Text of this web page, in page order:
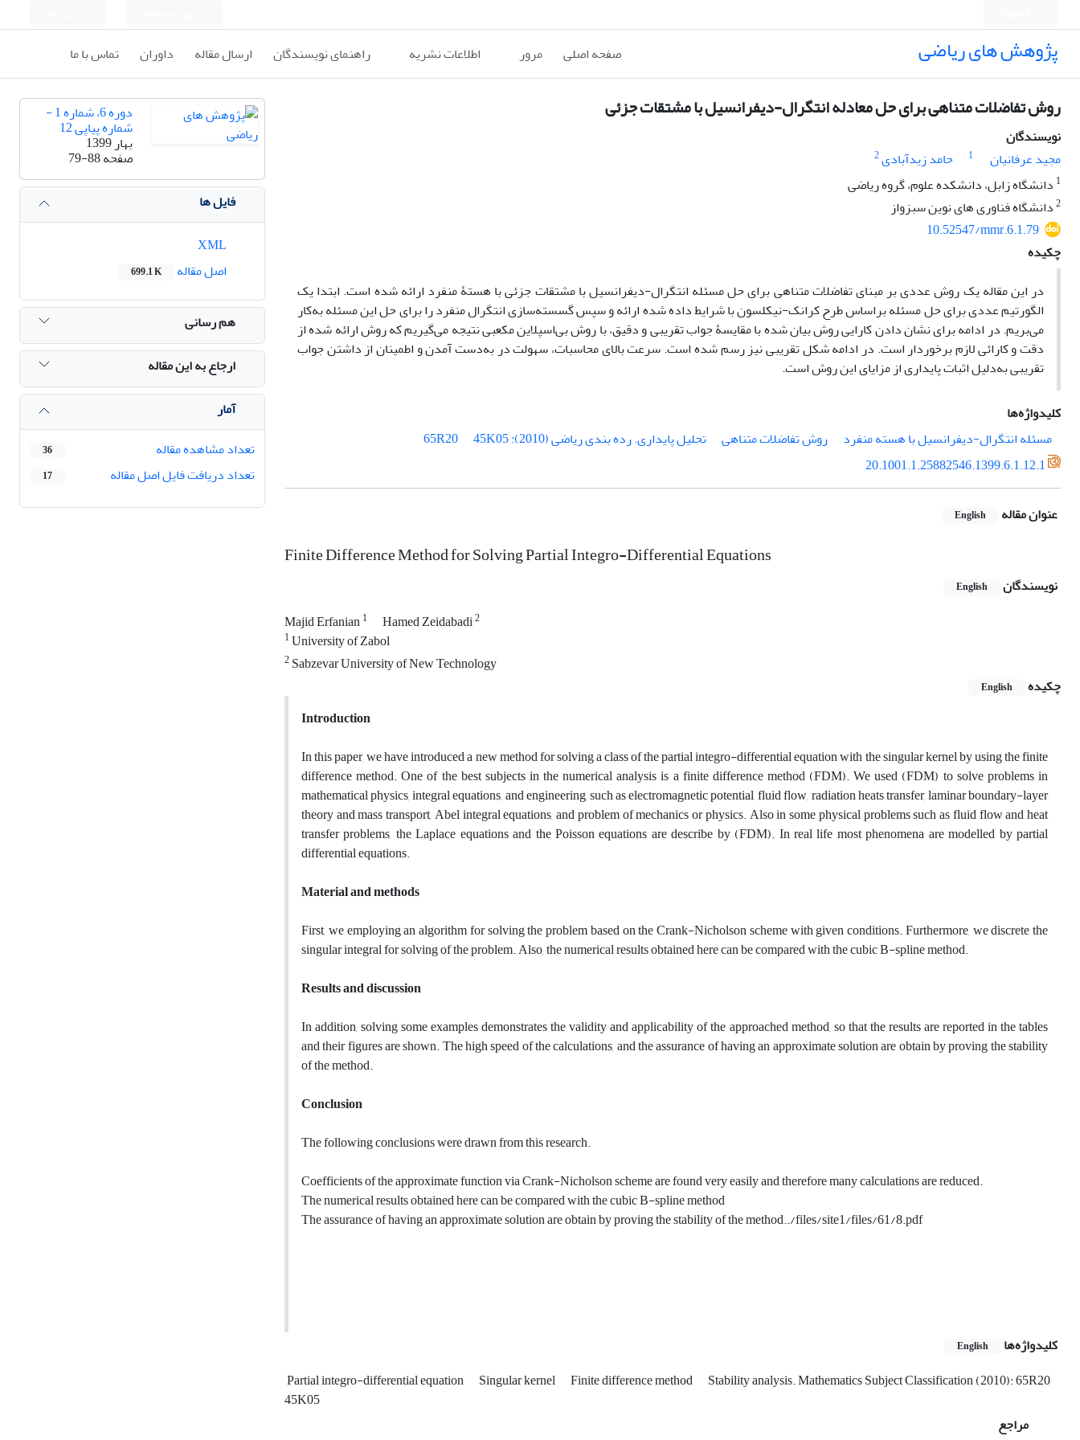
پژوهش های ریاضی صفحه اصلی مرور اطلاعات نشریه راهنمای نویسندگان ارسال مقاله داوران تماس با ما
روش تفاضلات متناهی برای حل معادله انتگرال-دیفرانسیل با مشتقات جزئی
نویسندگان
مجید عرفانیان
1 حامد زیدآبادی2
1 دانشگاه زابل، دانشکده علوم، گروه ریاضی
2دانشگاه فناوری های نوین سبزواز
10.52547/mmr.6.1.79
چکیده
در این مقاله یک روش عددی بر مبنایتفاضلات متناهیبرای حلمسئله انتگرال-دیفرانسیلبا مشتقات جزئیبا هستۀ منفرد ارائه شده است. ابتدایک
الگورتیم عددی برای حل مسئله براساس طرح کرانک-نیکلسون با شرایط داده شده ارائه و سپس گسسته‌سازی انتگرال منفرد را برای حل این مسئله به‌کار
می‌بریم.در ادامه برای نشان دادن کارایی روش بیان شده بامقایسۀ جواب تقریبی و دقیق،با روش بی‌اسپلاین مکعبینتیجه می‌گیریم که روش ارائه شده از
دقت و کارائی لازم برخوردار است. در ادامه شکل تقریبی نیز رسم شده است. سرعت بالای محاسبات، سهولت در به‌دست آمدن و اطمینان از داشتن جواب
تقریبی به‌دلیل اثبات پایداری از مزایای این روش است.
کلیدواژه‌ها
مسئله انتگرال-دیفرانسیل با هسته منفرد
روش تفاضلات متناهی تحلیل پایداری.‎ رده بندی ریاضی (2010): 65R20
45K05
20.1001.1.25882546.1399.6.1.12.1
عنوان مقاله English
Finite Difference Method for Solving Partial Integro-Differential Equations
نویسندگان English
Majid Erfanian1 Hamed Zeidabadi2
1University of Zabol
2Sabzevar University of New Technology
چکیده
English
Introduction
In this paper, we have introduced a new method for solving a class of the partial integro-differential equation with the singular kernel by using the finite
difference method. One of the best subjects in the numerical analysis is a finite difference method (FDM). We used (FDM) to solve problems in
mathematical physics, integral equations, and engineering, such as electromagnetic potential, fluid flow, radiation heats transfer, laminar boundary-layer
theory and mass transport, Abel integral equations, and problem of mechanics or physics. Also in some physical problems such as fluid flow and heat
transfer problems, the Laplace equations and the Poisson equations are describe by (FDM). In real life most phenomena are modelled by partial
differential equations.
Material and methods
First, we employing an algorithm for solving the problem based on the Crank-Nicholson scheme with given conditions. Furthermore, we discrete the
singular integral for solving of the problem. Also, the numerical results obtained here can be compared with the cubic B-spline method.
Results and discussion
In addition, solving some examples demonstrates the validity and applicability of the approached method, so that the results are reported in the tables
and their figures are shown. The high speed of the calculations, and the assurance of having an approximate solution are obtain by proving the stability
of the method.
Conclusion
The following conclusions were drawn from this research.
Coefficients of the approximate function via Crank-Nicholson scheme are found very easily and therefore many calculations are reduced.
The numerical results obtained here can be compared with the cubic B-spline method
The assurance of having an approximate solution are obtain by proving the stability of the method../files/site1/files/61/8.pdf
کلیدواژه‌ها English
Partial integro-differential equation Singular kernel Finite difference method
Stability analysis. Mathematics Subject Classification (2010): 65R20
45K05
مراجع
دوره 6، شماره 1 -
شماره پیاپی 12
بهار 1399
صفحه79-88
فایل ها
اصل مقاله
699.1 K
هم رسانی
ارجاع به این مقاله
آمار
تعداد مشاهده مقاله
36
تعداد دریافت فایل اصل مقاله 17